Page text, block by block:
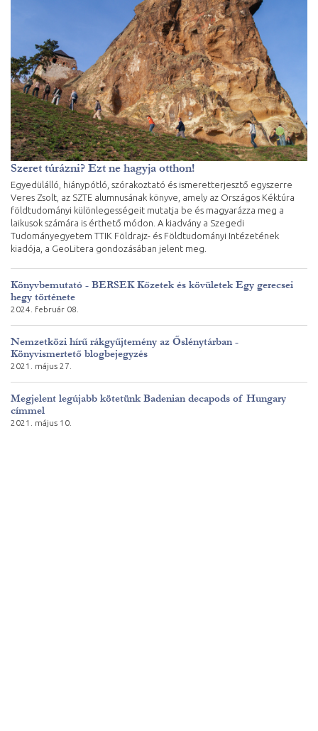
Szeret túrázni? Ezt ne hagyja otthon!
Egyedülálló, hiánypótló, szórakoztató és ismeretterjesztő egyszerre
Veres Zsolt, az SZTE alumnusának könyve, amely az Országos Kéktúra
földtudományi különlegességeit mutatja be és magyarázza meg a
laikusok számára is érthető módon. A kiadvány a Szegedi
Tudományegyetem TTIK Földrajz- és Földtudományi Intézetének
kiadója, a GeoLitera gondozásában jelent meg.
Könyvbemutató - BERSEK Kőzetek és kövületek Egy gerecsei
hegy története
2024. február 08.
Nemzetközi hírű rákgyűjtemény az Őslénytárban -
Könyvismertető blogbejegyzés
2021. május 27.
Megjelent legújabb kötetünk Badenian decapods of Hungary
címmel
2021. május 10.